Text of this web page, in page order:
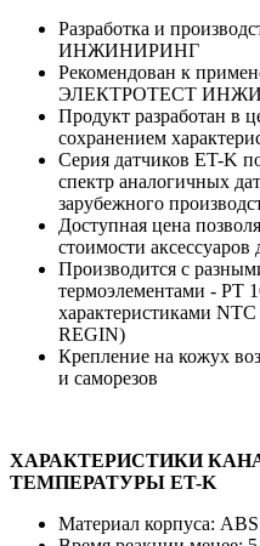
Разработка и
ИНЖИНИРИНГ
Рекомендован к
ЭЛЕКТРОТЕСТ
Продукт разработан в
сохранением
Серия датчиков ET-K
спектр аналогичных
зарубежного
Доступная цена
стоимости
Производится с
термоэлементами - PT
характеристиками
REGIN)
Крепление на кожух
и саморезов
ХАРАКТЕРИСТИКИ
ТЕМПЕРАТУРЫ ET-K
Материал корпуса: ABS